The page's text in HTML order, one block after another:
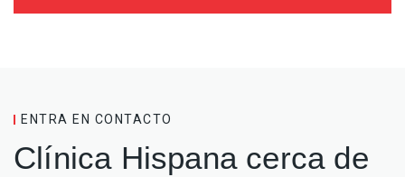
ENTRA EN CONTACTO
Clínica Hispana cerca de